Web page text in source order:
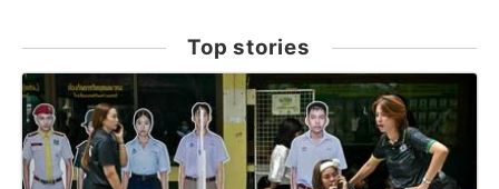
Top stories